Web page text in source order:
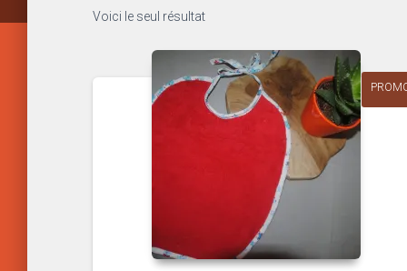
Voici le seul résultat